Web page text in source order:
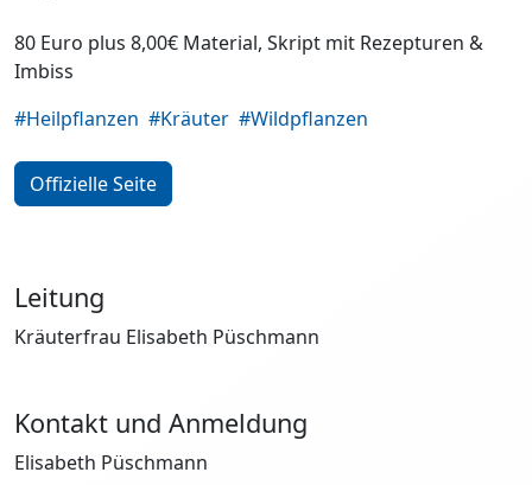
80 Euro plus 8,00€ Material, Skript mit Rezepturen &
Imbiss
#Heilpflanzen #Kräuter #Wildpflanzen
Offizielle Seite
Leitung
Kräuterfrau Elisabeth Püschmann
Kontakt und Anmeldung
Elisabeth Püschmann